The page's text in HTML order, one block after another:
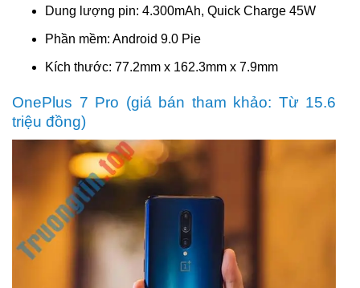
Dung lượng pin: 4.300mAh, Quick Charge 45W
Phần mềm: Android 9.0 Pie
Kích thước: 77.2mm x 162.3mm x 7.9mm
OnePlus 7 Pro (giá bán tham khảo: Từ 15.6
triệu đồng)